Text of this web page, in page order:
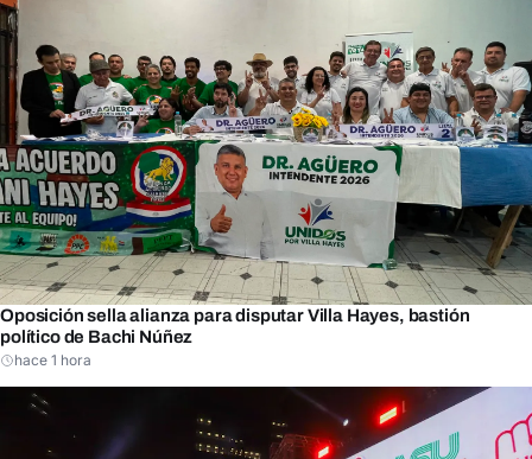
Oposición sella alianza para disputar Villa Hayes, bastión
político de Bachi Núñez
hace 1 hora